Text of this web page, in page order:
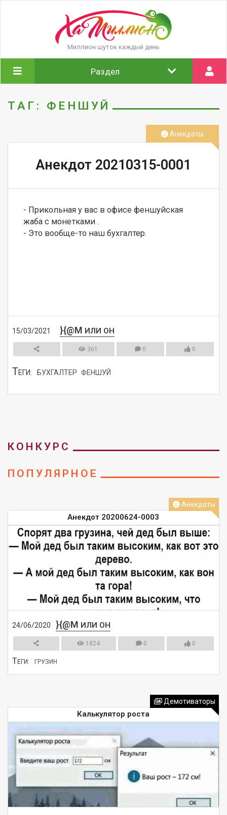
Миллион шуток каждый день
Раздел
ТАГ: ФЕНШУЙ
Анекдот 20210315-0001
- Прикольная у вас в офисе феншуйская
жаба с монетками .
- Это вообще-то наш бухгалтер.
15/03/2021 }{@M ИЛИ ОН
361 0 0
Анекдоты
ТЕГИ: БУХГАЛТЕР ФЕНШУЙ
КОНКУРС
ПОПУЛЯРНОЕ
Анекдот 20200624-0003
24/06/2020 }{@M ИЛИ ОН
1824 0 0
Анекдоты
ТЕГИ: ГРУЗИН
Калькулятор роста
Демотиваторы